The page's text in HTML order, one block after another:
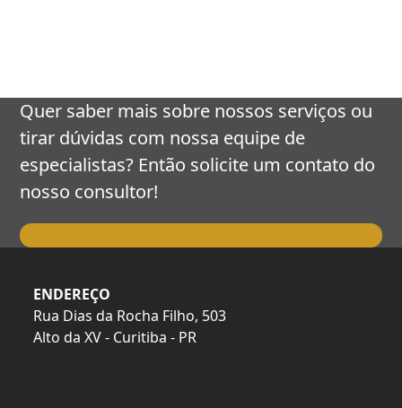
carousel
navigation
buttons
Quer saber mais sobre nossos serviços ou
tirar dúvidas com nossa equipe de
especialistas? Então solicite um contato do
nosso consultor!
ENDEREÇO
Rua Dias da Rocha Filho, 503
Alto da XV - Curitiba - PR